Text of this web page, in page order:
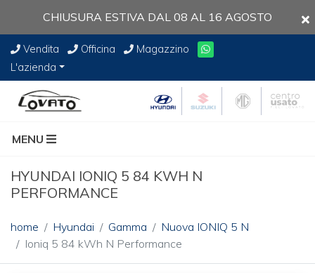
CHIUSURA ESTIVA DAL 08 AL 16 AGOSTO
Vendita Officina
Magazzino
L'azienda
MENU
HYUNDAI IONIQ 5 84 KWH N
PERFORMANCE
home Hyundai Gamma
Nuova IONIQ 5 N
Ioniq 5 84 kWh N Performance